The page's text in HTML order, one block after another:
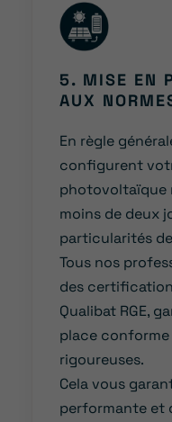
5. MISE EN
AUX
En règle
configurent
photovoltaïque
moins de deux
particularités
Tous nos
des
Qualibat RGE,
place conforme
rigoureuses.
Cela vous
performante et